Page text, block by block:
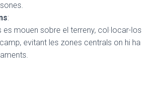
:
es mouen sobre el terreny, col·locar-los
evitant les zones centrals on hi ha